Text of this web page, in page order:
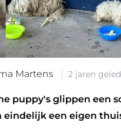
Martens 2 jaren
puppy's glippen een
eindelijk een eigen